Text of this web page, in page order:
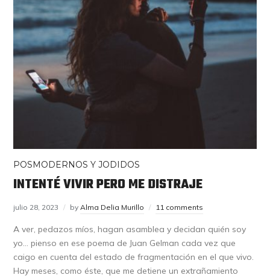
POSMODERNOS Y JODIDOS
INTENTÉ VIVIR PERO ME DISTRAJE
julio 28, 2023 byAlma Delia Murillo 11 comments
A ver, pedazos míos, hagan asamblea y decidan quién soy
yo… pienso en ese poema de Juan Gelman cada vez que
caigo en cuenta del estado de fragmentación en el que vivo.
Hay meses, como éste, que me detiene un extrañamiento